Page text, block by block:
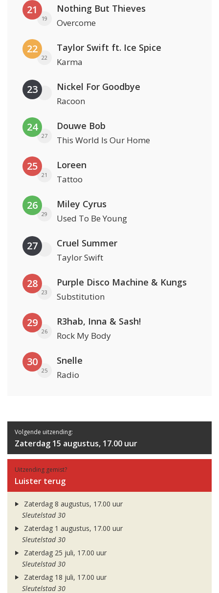
21
19
Nothing But Thieves
Overcome
22
22
Taylor Swift ft. Ice Spice
Karma
23 Nickel For Goodbye
Racoon
24
27
Douwe Bob
This World Is Our Home
25
21
Loreen
Tattoo
26
29
Miley Cyrus
Used To Be Young
27 Cruel Summer
Taylor Swift
28
23
Purple Disco Machine & Kungs
Substitution
29
26
R3hab, Inna & Sash!
Rock My Body
30
25
Snelle
Radio
Volgende uitzending:
Zaterdag 15 augustus, 17.00 uur
Uitzending gemist?
Luister terug
Zaterdag 8 augustus, 17.00 uur
Sleutelstad 30
Zaterdag 1 augustus, 17.00 uur
Sleutelstad 30
Zaterdag 25 juli, 17.00 uur
Sleutelstad 30
Zaterdag 18 juli, 17.00 uur
Sleutelstad 30